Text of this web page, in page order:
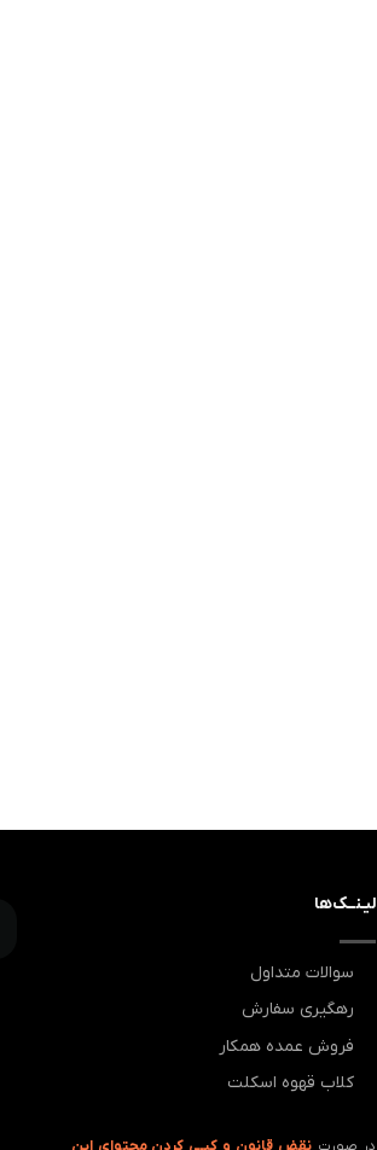
لیـنــک‌ها
سوالات متداول
رهگیری سفارش
فروش عمده همکار
کلاب قهوه اسکلت
در صورت نقض قانون و کپـی کردن محتوای این